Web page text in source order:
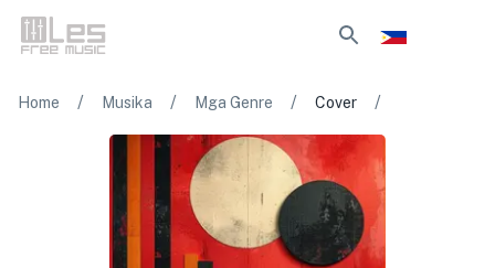
Home / Musika / Mga Genre / Cover /